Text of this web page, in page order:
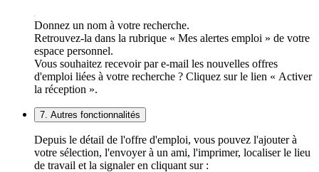
Donnez un nom à votre recherche.
Retrouvez-la dans la rubrique « Mes alertes emploi » de votre
espace personnel.
Vous souhaitez recevoir par e-mail les nouvelles offres
d'emploi liées à votre recherche ? Cliquez sur le lien « Activer
la réception ».
7. Autres fonctionnalités
Depuis le détail de l'offre d'emploi, vous pouvez l'ajouter à
votre sélection, l'envoyer à un ami, l'imprimer, localiser le lieu
de travail et la signaler en cliquant sur :